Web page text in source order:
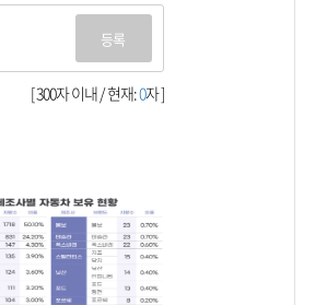
등록
[ 300자 이내 / 현재:0자 ]